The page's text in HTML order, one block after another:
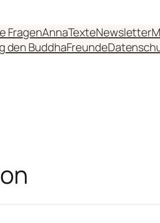
FragenAnnaTexteNewsletter
den BuddhaFreunde